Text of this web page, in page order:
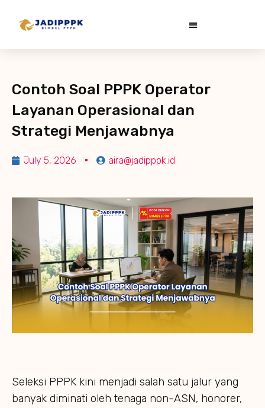
Contoh Soal PPPK Operator
Layanan Operasional dan
Strategi Menjawabnya
July 5, 2026 aira@jadipppk.id
Seleksi PPPK kini menjadi salah satu jalur yang
banyak diminati oleh tenaga non-ASN, honorer,